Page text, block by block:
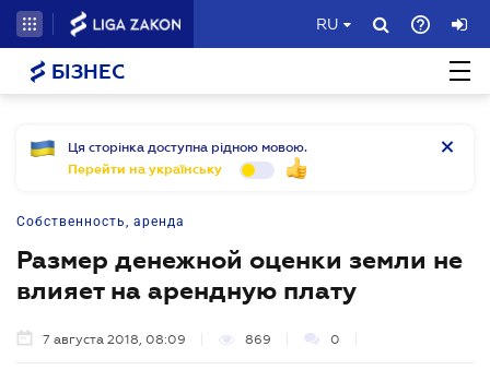
RU
БІЗНЕС
Ця сторінка доступна рідною мовою.
Перейти на українську
Собственность, аренда
Размер денежной оценки земли не
влияет на арендную плату
7 августа 2018, 08:09 869 0